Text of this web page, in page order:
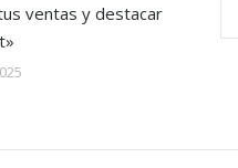
ventas y destacar